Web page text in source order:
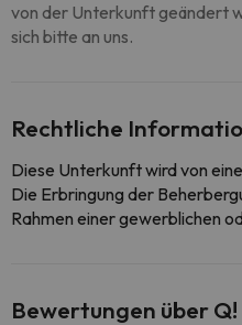
von der Unterkunft geändert
sich bitte an uns.
Rechtliche
Diese Unterkunft wird von
Die Erbringung der
Rahmen einer gewerblichen
Bewertungen über